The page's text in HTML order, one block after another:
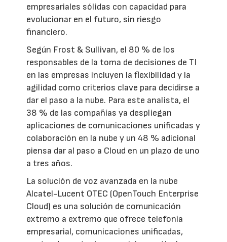
empresariales sólidas con capacidad para
evolucionar en el futuro, sin riesgo
financiero.
Según Frost & Sullivan, el 80 % de los
responsables de la toma de decisiones de TI
en las empresas incluyen la flexibilidad y la
agilidad como criterios clave para decidirse a
dar el paso a la nube. Para este analista, el
38 % de las compañías ya despliegan
aplicaciones de comunicaciones unificadas y
colaboración en la nube y un 48 % adicional
piensa dar al paso a Cloud en un plazo de uno
a tres años.
La solución de voz avanzada en la nube
Alcatel-Lucent OTEC (OpenTouch Enterprise
Cloud) es una solución de comunicación
extremo a extremo que ofrece telefonía
empresarial, comunicaciones unificadas,